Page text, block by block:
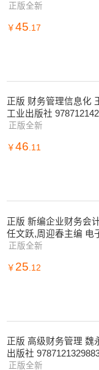
正版全新
￥ 45 .17
正版 财务管理信息化
工业出版社
正版全新
￥ 46.11
正版 新编企业财务会
任文跃,周迎春主编 电
正版全新
￥ 25 .12
正版 高级财务管理 魏
出版社
正版全新